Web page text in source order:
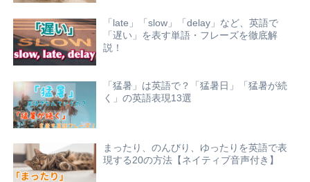
「late」「slow」「delay」など、英語で
「遅い」を表す単語・フレーズを徹底解
説！
「猛暑」は英語で？「猛暑日」「猛暑が続
く」の英語表現13選
まったり、のんびり、ゆったりを英語で表
現する20の方法【ネイティブ音声付き】